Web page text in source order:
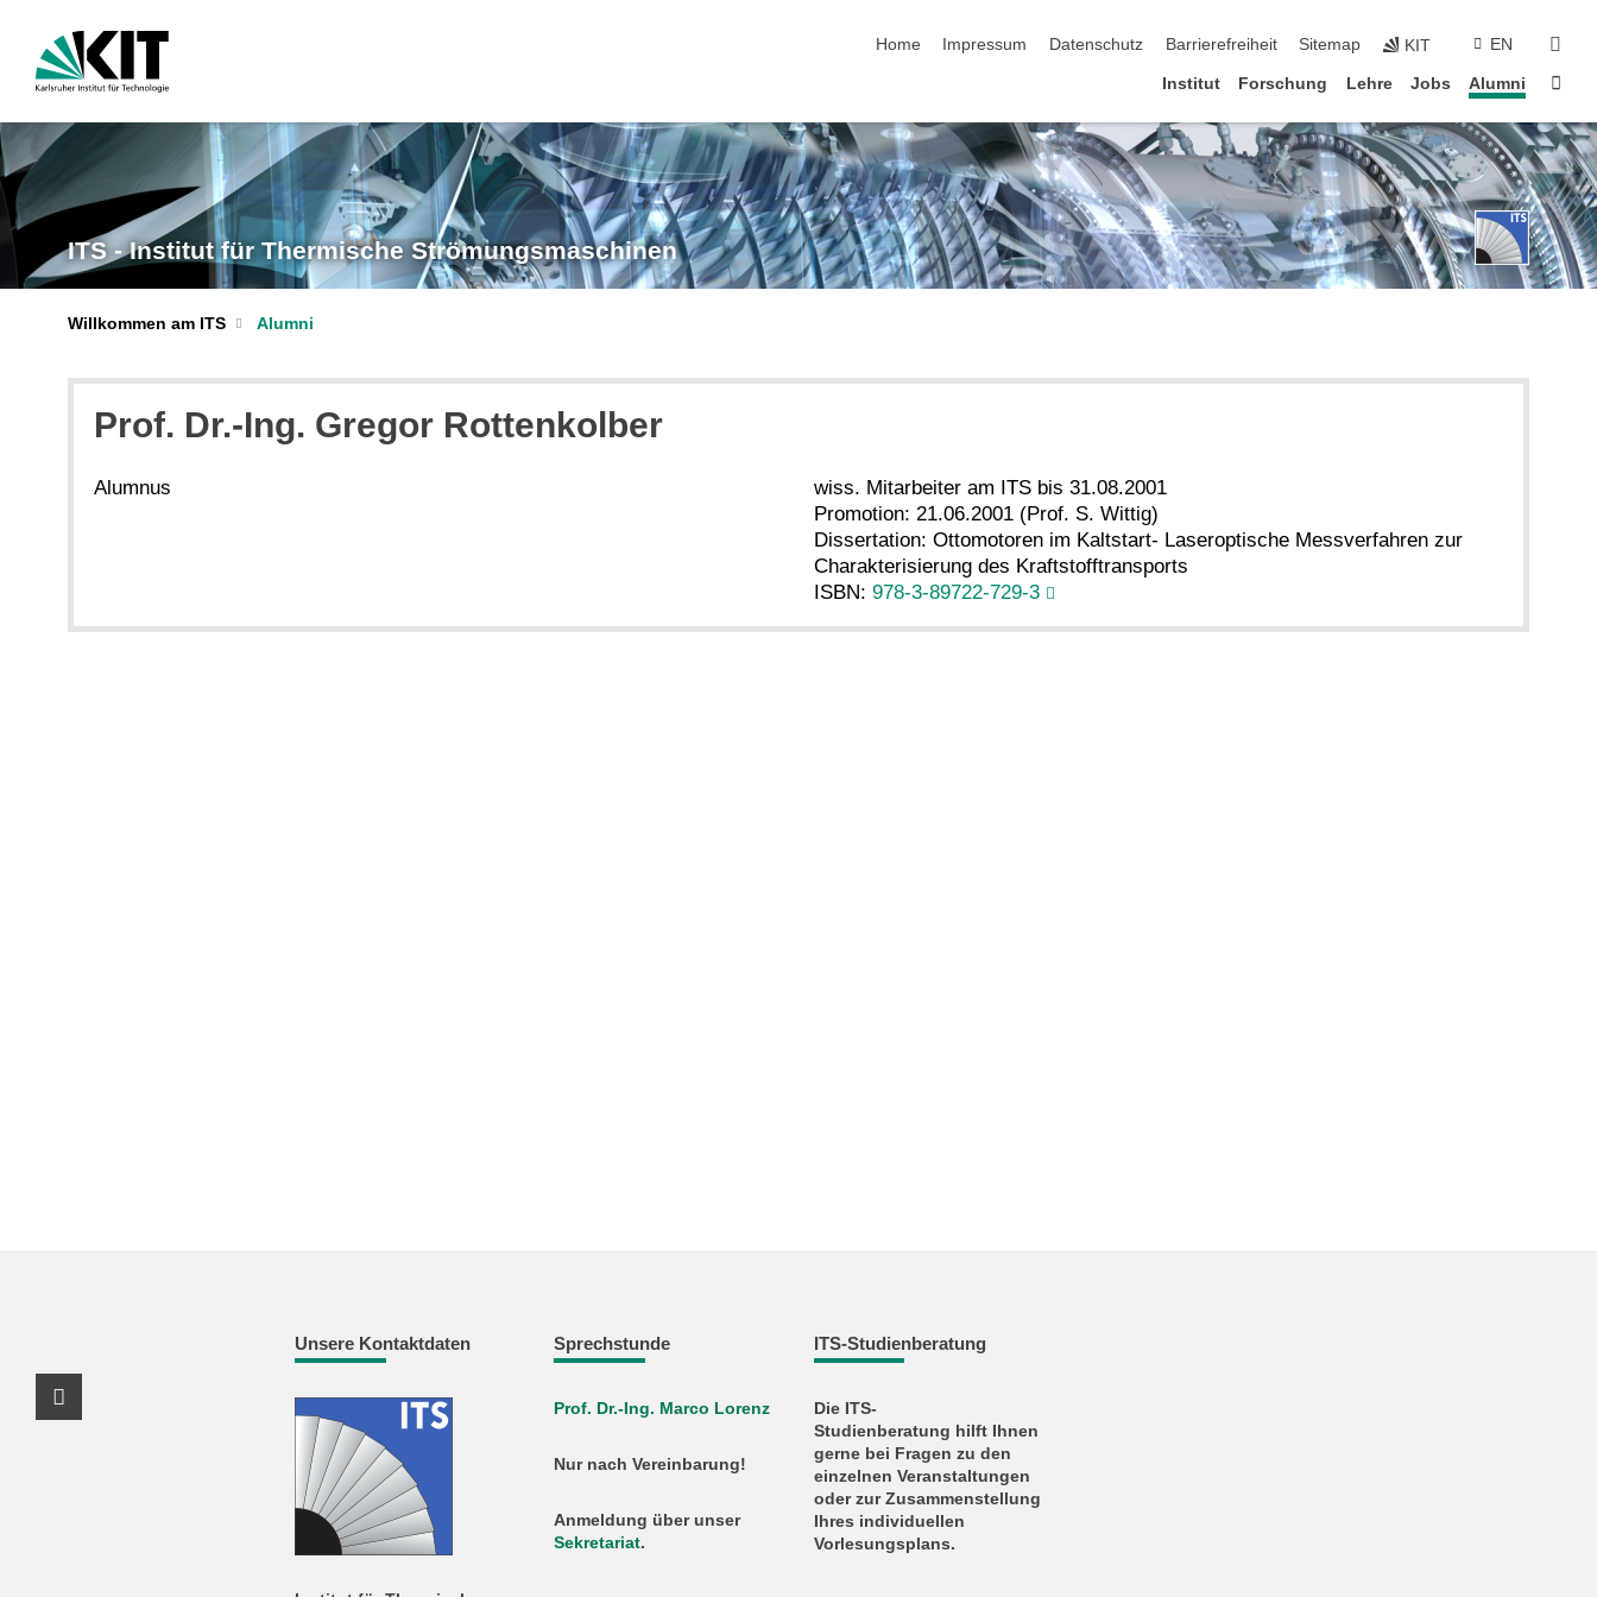
Home
Impressum Datenschutz Barrierefreiheit Sitemap KIT EN
Institut Forschung Lehre Jobs Alumni
ITS - Institut für Thermische Strömungsmaschinen
Willkommen am ITS Alumni
Prof. Dr.-Ing. Gregor Rottenkolber
Alumnus
wiss. Mitarbeiter am ITS bis 31.08.2001
Promotion: 21.06.2001 (Prof. S. Wittig)
Dissertation: Ottomotoren im Kaltstart- Laseroptische Messverfahren zur
Charakterisierung des Kraftstofftransports
ISBN: 978-3-89722-729-3
Unsere Kontaktdaten Sprechstunde
Prof. Dr.-Ing. Marco Lorenz
Nur nach Vereinbarung!
Anmeldung über unser
Sekretariat.
ITS-Studienberatung
Die ITS-
Studienberatung hilft Ihnen
gerne bei Fragen zu den
einzelnen Veranstaltungen
oder zur Zusammenstellung
Ihres individuellen
Vorlesungsplans.
Youtube Profil